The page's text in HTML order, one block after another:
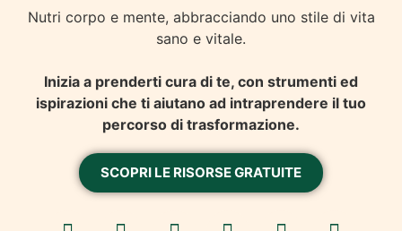
Nutri corpo e mente, abbracciando uno stile di vita
sano e vitale.
Inizia a prenderti cura di te, con strumenti ed
ispirazioni che ti aiutano ad intraprendere il tuo
percorso di trasformazione.
SCOPRI LE RISORSE GRATUITE